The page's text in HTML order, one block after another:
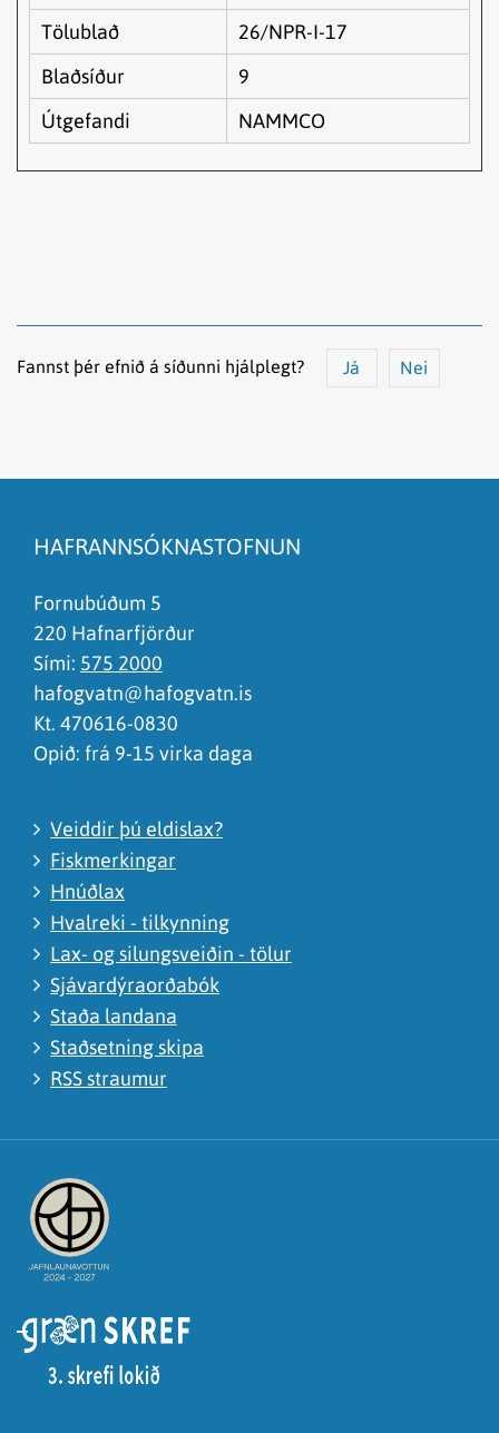
Tölublað
26/NPR-I-17
Blaðsíður
9
Útgefandi
NAMMCO
Fannst þér efnið á síðunni hjálplegt? Já Nei
Það er of mikið efni á síðunni
Ég skil ekki efnið, finnst það of flókið
HAFRANNSÓKNASTOFNUN
Fornubúðum 5
220 Hafnarfjörður
Sími: 575 2000
hafogvatn@hafogvatn.is
Kt. 470616-0830
Opið: frá 9-15 virka daga
Veiddir þú eldislax?
Fiskmerkingar
Hnúðlax
Hvalreki - tilkynning
Lax- og silungsveiðin - tölur
Sjávardýraorðabók
Staða landana
Staðsetning skipa
RSS straumur